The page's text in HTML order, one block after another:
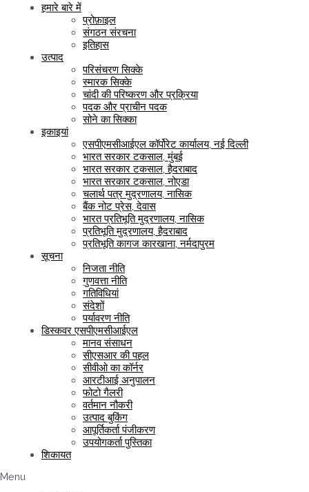
हमारे बारे में
प्रोफ़ाइल
संगठन संरचना
इतिहास
उत्पाद
परिसंचरण सिक्के
स्मारक सिक्के
चांदी की परिष्करण और प्रक्रिया
पदक और प्राचीन पदक
सोने का सिक्का
इकाइयां
एसपीएमसीआईएल कॉर्पोरेट कार्यालय, नई दिल्ली
भारत सरकार टकसाल, मुंबई
भारत सरकार टकसाल, हैदराबाद
भारत सरकार टकसाल, नोएडा
चलार्थ पत्र मुद्रणालय, नासिक
बैंक नोट प्रेस, देवास
भारत प्रतिभूति मुद्रणालय, नासिक
प्रतिभूति मुद्रणालय, हैदराबाद
प्रतिभूति कागज कारखाना, नर्मदापुरम
सूचना
निजता नीति
गुणवत्ता नीति
गतिविधियां
संदेशों
पर्यावरण नीति
डिस्कवर एसपीएमसीआईएल
मानव संसाधन
सीएसआर की पहल
सीवीओ का कॉर्नर
आरटीआई अनुपालन
फोटो गैलरी
वर्तमान नौकरी
उत्पाद बुकिंग
आपूर्तिकर्ता पंजीकरण
उपयोगकर्ता पुस्तिका
शिकायत
Menu